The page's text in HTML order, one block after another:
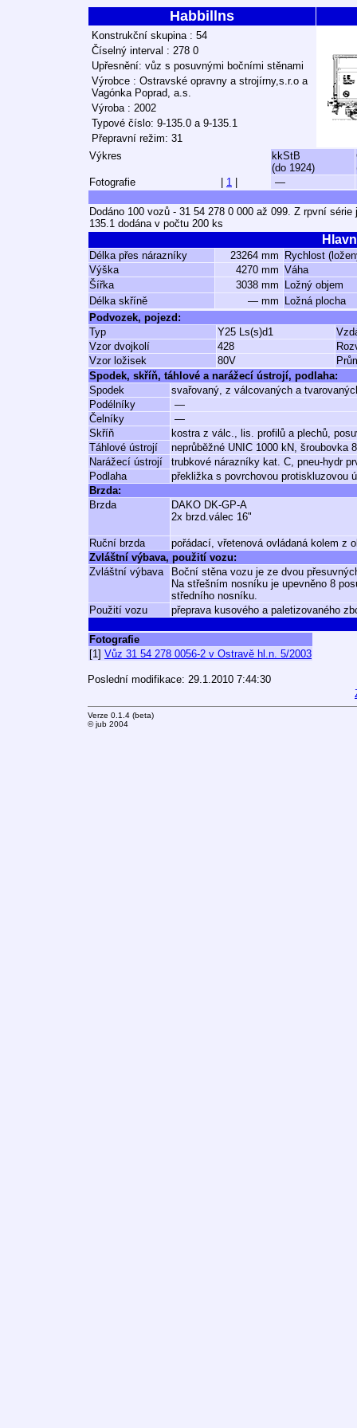
Habbillns
Konstrukční skupina : 54
Číselný interval : 278 0
Upřesnění: vůz s posuvnými bočními stěnami
Výrobce : Ostravské opravny a strojírny,s.r.o a
Vagónka Poprad, a.s.
Výroba : 2002
Typové číslo: 9-135.0 a 9-135.1
Přepravní režim: 31
Výkres
kkStB
(do 1924)
Fotografie
1 —
Dodáno 100 vozů - 31 54 278 0 000 až 099. Z rpvní
135.1 dodána v počtu 200 ks
Délka přes nárazníky 23264 mm
Rychlost
Výška
4270 mm Váha
Šířka
3038 mm
Ložný objem
Délka skříně
— mm
Ložná plocha
Podvozek, pojezd:
Typ
Y25 Ls(s)d1
Vzor dvojkolí
428
Vzor ložisek
80V
Spodek, skříň, táhlové a narážecí ústrojí, podlaha:
Spodek
svařovaný, z válcovaných a
Podélníky
—
Čelníky
—
Skříň
kostra z válc., lis. profilů a plechů,
Táhlové ústrojí
neprůběžné UNIC 1000 kN, šroubovka
Narážecí ústrojí
trubkové nárazníky kat. C, pneu-hydr
Podlaha
překližka s povrchovou protiskluzovou
Brzda:
Brzda
DAKO DK-GP-A
2x brzd.válec 16"
Ruční brzda
pořádací, vřetenová ovládaná kolem z
Zvláštní výbava, použití vozu:
Zvláštní výbava
Boční stěna vozu je ze dvou
Na střešním nosníku je upevněno 8
středního nosníku.
Použití vozu
přeprava kusového a paletizovaného
Fotografie
[1] Vůz 31 54 278 0056-2 v Ostravě hl.n. 5/2003
Poslední modifikace: 29.1.2010 7:44:30
Verze 0.1.4 (beta)
© jub 2004